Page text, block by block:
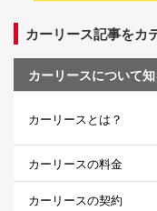
カーリース記事をカ
カーリースについて
カーリースとは？
カーリースの料金
カーリースの契約